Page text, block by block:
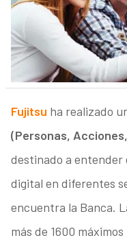
Fujitsu ha realizado
(Personas,
destinado a entender
digital en diferentes
encuentra la Banca.
más de 1600